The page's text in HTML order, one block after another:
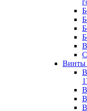
Винты